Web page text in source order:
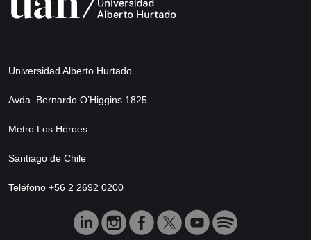
Universidad Alberto Hurtado
Avda. Bernardo O’Higgins 1825
Metro Los Héroes
Santiago de Chile
Teléfono +56 2 2692 0200